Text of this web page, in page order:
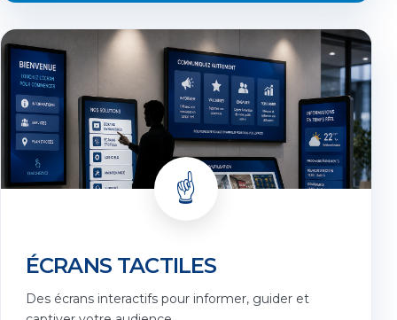
☝️
ÉCRANS TACTILES
Des écrans interactifs pour informer, guider et